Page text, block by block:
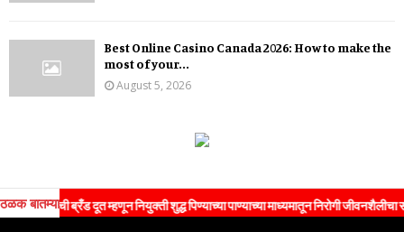
Best Online Casino Canada 2026: How to make the
most of your...
August 5, 2026
ठळक बातम्या
ब्रँड दूत म्हणून नियुक्ती शुद्ध पिण्याच्या पाण्याच्या माध्यमातून निरोगी जीवनशैलीचा संदेश